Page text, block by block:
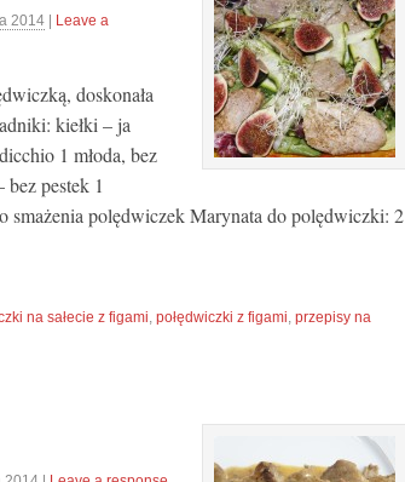
2014 | Leave a
doskonała
kiełki – ja
1 młoda, bez
pestek 1
polędwiczek Marynata do polędwiczki: 2
na sałecie z figami połędwiczki z figami przepisy na